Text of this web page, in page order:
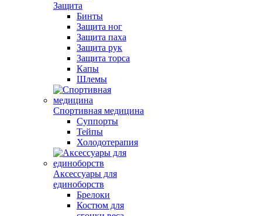
Защита
Бинты
Защита ног
Защита паха
Защита рук
Защита торса
Капы
Шлемы
Спортивная медицина
Суппорты
Тейпы
Холодотерапия
Аксессуары для
единоборств
Брелоки
Костюм для